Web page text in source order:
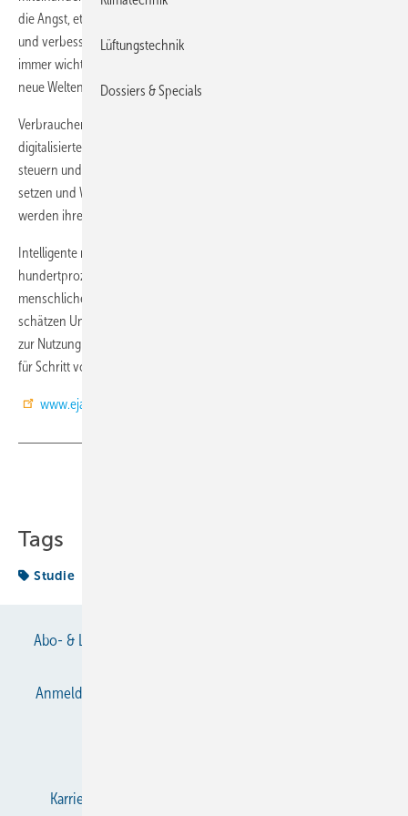
die Angst, etwas zu verpassen. Virtuelle Realität (virtual reality – VR)
und verbesserte Realität (augmented reality – AR) spielen daher eine
immer wichtigere Rolle, da sie es Verbrauchern ermöglichen, in immer
neue Welten einzutauchen.
Verbraucher wollen Veränderung und in einer zunehmend
digitalisierten Welt können Marken Veränderungen oft schneller
steuern und herbeiführen als Regierungen. Unternehmen, die Zeichen
setzen und Wandel herbeiführen, insbesondere in ethischen Fragen,
werden ihren Umsatz ansteigen sehen.
Intelligente menschliche Computer sind ein weiterer Trend. Bis deren
hundertprozentige Sicherheit gewährt werden kann, bleibt die
menschliche Komponente jedoch unersetzlich und Verbraucher
schätzen Unternehmen, die dies erkannt haben und den Übergang
zur Nutzung intelligenter Computer nicht überstürzen, sondern Schritt
für Schritt vorantreiben.
www.ejarn.com
Tags
Studie
Abo- & Leserservice
Anmelden
Karriere bei Gentner
Lüftungstechnik
Dossiers & Specials